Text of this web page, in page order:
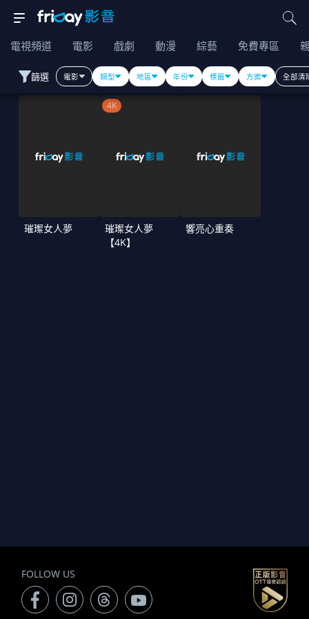
電視頻道 電影 戲劇 動漫 綜藝 免費專區
篩選 電影 類型 地區 年份 標籤 方案 全部清
璀璨女人夢
4K
璀璨女人夢
【4K】
響亮心重奏
FOLLOW US